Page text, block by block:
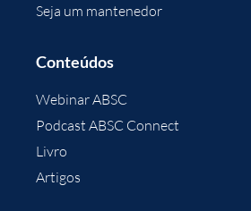
Seja um mantenedor
Conteúdos
Webinar ABSC
Podcast ABSC Connect
Livro
Artigos